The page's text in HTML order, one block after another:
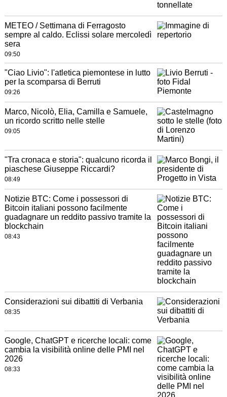
METEO / Settimana di Ferragosto
sempre al caldo. Eclissi solare mercoledì
sera
09:50
"Ciao Livio": l'atletica piemontese in lutto
per la scomparsa di Berruti
09:26
Marco, Nicolò, Elia, Camilla e Samuele,
un ricordo scritto nelle stelle
09:05
"Tra cronaca e storia": qualcuno ricorda il
piaschese Giuseppe Riccardi?
08:49
Notizie BTC: Come i possessori di
Bitcoin italiani possono facilmente
guadagnare un reddito passivo tramite la
blockchain
08:43
Considerazioni sui dibattiti di Verbania
08:35
Google, ChatGPT e ricerche locali: come
cambia la visibilità online delle PMI nel
2026
08:33